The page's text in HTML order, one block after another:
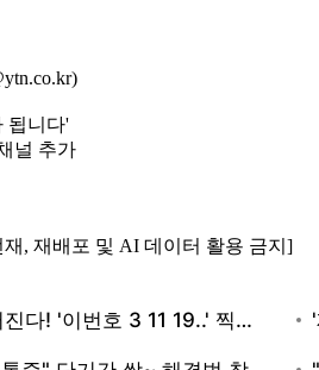
됩니다'
널 추가
, 재배포 및 AI 데이터 활용 금지]